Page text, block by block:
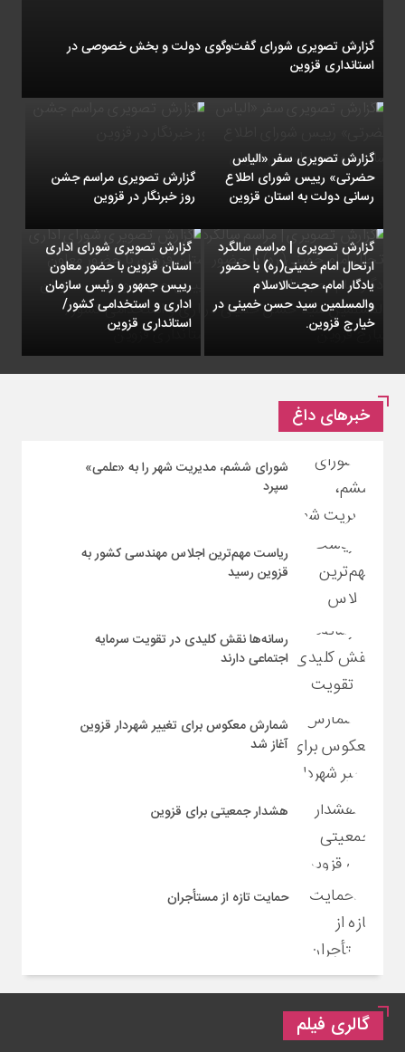
گزارش تصویری شورای گفت‌وگوی دولت و بخش خصوصی در
استانداری قزوین
گزارش تصویری سفر «الیاس
حضرتی» رییس شورای اطلاع
رسانی دولت به استان قزوین
گزارش تصویری مراسم جشن
روز خبرنگار در قزوین
گزارش تصویری | مراسم سالگرد
ارتحال امام خمینی(ره) با حضور
یادگار امام، حجت‌الاسلام
والمسلمین سید حسن خمینی در
خیارج قزوین.
گزارش تصویری شورای اداری
استان قزوین با حضور معاون
رییس جمهور و رئیس سازمان
اداری و استخدامی کشور/
استانداری قزوین
خبرهای داغ
شورای ششم، مدیریت شهر را به «علمی»
سپرد
ریاست مهم‌ترین اجلاس مهندسی کشور به
قزوین رسید
رسانه‌ها نقش کلیدی در تقویت سرمایه
اجتماعی دارند
شمارش معکوس برای تغییر شهردار قزوین
آغاز شد
هشدار جمعیتی برای قزوین
حمایت تازه از مستأجران
گالری فیلم